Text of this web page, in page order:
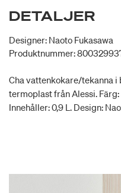
DETALJER
Designer: Naoto Fukasawa
Produktnummer:
Cha vattenkokare/tekanna
termoplast från Alessi. Färg:
Innehåller: 0,9 L. Design: